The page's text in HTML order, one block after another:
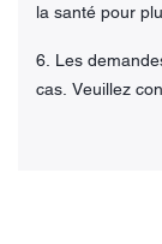
la santé pour
6. Les
cas. Veuillez